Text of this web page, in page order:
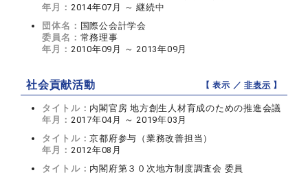
年月： 2014年07月 ～ 継続中
団体名： 国際公会計学会
委員名： 常務理事
年月： 2010年09月 ～ 2013年09月
社会貢献活動 【 表示 ／非表示 】
タイトル： 内閣官房 地方創生人材育成のための推進会議
年月： 2017年04月 ～ 2019年03月
タイトル：京都府参与（業務改善担当）
年月： 2012年08月
タイトル： 内閣府第３０次地方制度調査会 委員